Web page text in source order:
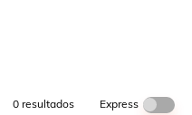
0resultados Express